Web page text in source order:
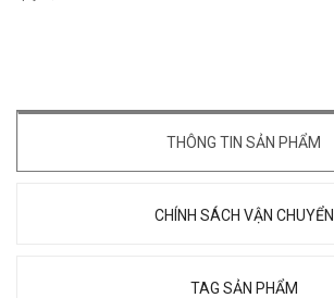
THÔNG TIN SẢN PHẨM
CHÍNH SÁCH VẬN CHUYỂN
TAG SẢN PHẨM